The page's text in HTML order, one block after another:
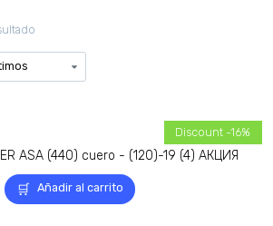
Añadir al carrito
Discount -16%